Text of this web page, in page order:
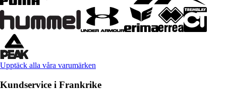
Upptäck alla våra varumärken
Kundservice i Frankrike